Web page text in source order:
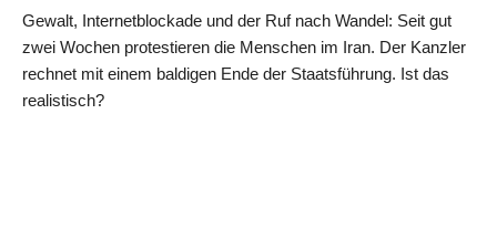
Gewalt, Internetblockade und der Ruf nach Wandel: Seit gut
zwei Wochen protestieren die Menschen im Iran. Der Kanzler
rechnet mit einem baldigen Ende der Staatsführung. Ist das
realistisch?